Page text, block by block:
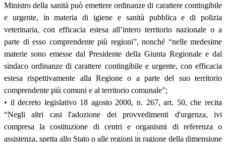
Ministro della sanità può emettere ordinanze di carattere contingibile
e urgente, in materia di igiene e sanità pubblica e di polizia
veterinaria, con efficacia estesa all’intero territorio nazionale o a
parte di esso comprendente più regioni”, nonché “nelle medesime
materie sono emesse dal Presidente della Giunta Regionale e dal
sindaco ordinanze di carattere contingibile e urgente, con efficacia
estesa rispettivamente alla Regione o a parte del suo territorio
comprendente più comuni e al territorio comunale”;
• il decreto legislativo 18 agosto 2000, n. 267, art. 50, che recita
“Negli altri casi l'adozione dei provvedimenti d'urgenza, ivi
compresa la costituzione di centri e organismi di referenza o
assistenza, spetta allo Stato o alle regioni in ragione della dimensione